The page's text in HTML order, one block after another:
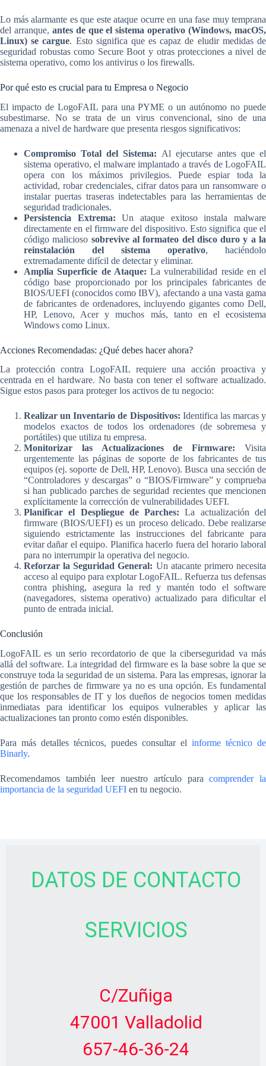
Lo más alarmante es que este ataque ocurre en una fase muy temprana
del arranque, antes de que el sistema operativo (Windows, macOS,
Linux) se cargue. Esto significa que es capaz de eludir medidas de
seguridad robustas como Secure Boot y otras protecciones a nivel de
sistema operativo, como los antivirus o los firewalls.
Por qué esto es crucial para tu Empresa o Negocio
El impacto de LogoFAIL para una PYME o un autónomo no puede
subestimarse. No se trata de un virus convencional, sino de una
amenaza a nivel de hardware que presenta riesgos significativos:
Compromiso Total del Sistema: Al ejecutarse antes que el
sistema operativo, el malware implantado a través de LogoFAIL
opera con los máximos privilegios. Puede espiar toda la
actividad, robar credenciales, cifrar datos para un ransomware o
instalar puertas traseras indetectables para las herramientas de
seguridad tradicionales.
Persistencia Extrema: Un ataque exitoso instala malware
directamente en el firmware del dispositivo. Esto significa que el
código malicioso sobrevive al formateo del disco duro y a la
reinstalación del sistema operativo, haciéndolo
extremadamente difícil de detectar y eliminar.
Amplia Superficie de Ataque: La vulnerabilidad reside en el
código base proporcionado por los principales fabricantes de
BIOS/UEFI (conocidos como IBV), afectando a una vasta gama
de fabricantes de ordenadores, incluyendo gigantes como Dell,
HP, Lenovo, Acer y muchos más, tanto en el ecosistema
Windows como Linux.
Acciones Recomendadas: ¿Qué debes hacer ahora?
La protección contra LogoFAIL requiere una acción proactiva y
centrada en el hardware. No basta con tener el software actualizado.
Sigue estos pasos para proteger los activos de tu negocio:
Realizar un Inventario de Dispositivos: Identifica las marcas y
modelos exactos de todos los ordenadores (de sobremesa y
portátiles) que utiliza tu empresa.
Monitorizar las Actualizaciones de Firmware: Visita
urgentemente las páginas de soporte de los fabricantes de tus
equipos (ej. soporte de Dell, HP, Lenovo). Busca una sección de
“Controladores y descargas” o “BIOS/Firmware” y comprueba
si han publicado parches de seguridad recientes que mencionen
explícitamente la corrección de vulnerabilidades UEFI.
Planificar el Despliegue de Parches: La actualización del
firmware (BIOS/UEFI) es un proceso delicado. Debe realizarse
siguiendo estrictamente las instrucciones del fabricante para
evitar dañar el equipo. Planifica hacerlo fuera del horario laboral
para no interrumpir la operativa del negocio.
Reforzar la Seguridad General: Un atacante primero necesita
acceso al equipo para explotar LogoFAIL. Refuerza tus defensas
contra phishing, asegura la red y mantén todo el software
(navegadores, sistema operativo) actualizado para dificultar el
punto de entrada inicial.
Conclusión
LogoFAIL es un serio recordatorio de que la ciberseguridad va más
allá del software. La integridad del firmware es la base sobre la que se
construye toda la seguridad de un sistema. Para las empresas, ignorar la
gestión de parches de firmware ya no es una opción. Es fundamental
que los responsables de IT y los dueños de negocios tomen medidas
inmediatas para identificar los equipos vulnerables y aplicar las
actualizaciones tan pronto como estén disponibles.
Para más detalles técnicos, puedes consultar el informe técnico de
Binarly.
Recomendamos también leer nuestro artículo paracomprender la
importancia de la seguridad UEFI en tu negocio.
DATOS DE CONTACTO
SERVICIOS
C/Zuñiga
47001 Valladolid
657-46-36-24